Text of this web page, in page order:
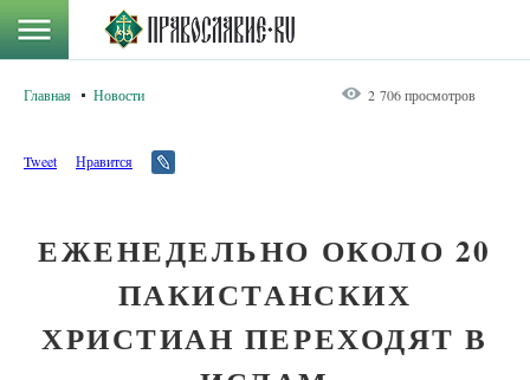
Главная Новости 2 706 просмотров
Tweet Нравится
ЕЖЕНЕДЕЛЬНО ОКОЛО 20
ПАКИСТАНСКИХ
ХРИСТИАН ПЕРЕХОДЯТ В